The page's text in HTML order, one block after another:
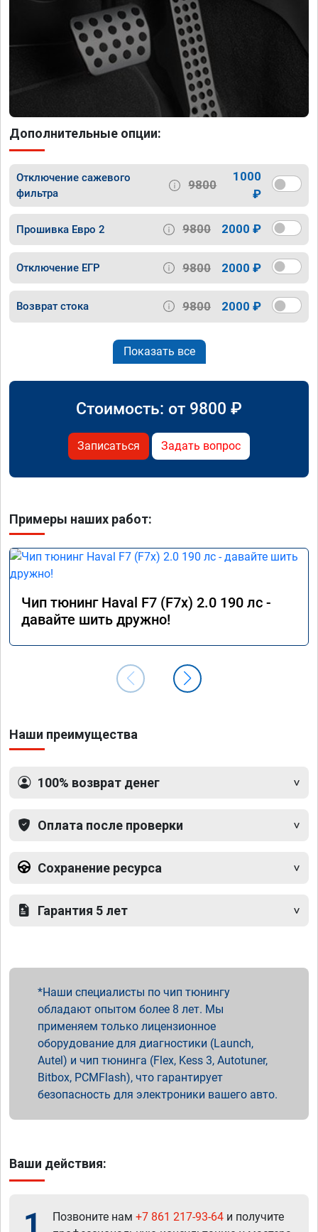
Дополнительные опции:
Отключение сажевого
фильтра
9800
1000
₽
Прошивка Евро 2 9800 2000 ₽
Отключение ЕГР 9800 2000 ₽
Возврат стока 9800 2000 ₽
Показать все
Стоимость: от 9800 ₽
Записаться Задать вопрос
Примеры наших работ:
Чип тюнинг Haval F7 (F7x) 2.0 190 лс -
давайте шить дружно!
Наши преимущества
100% возврат денег
Оплата после проверки
Сохранение ресурса
Гарантия 5 лет
Наши специалисты по чип тюнингу
обладают опытом более 8 лет. Мы
применяем только лицензионное
оборудование для диагностики (Launch,
Autel) и чип тюнинга (Flex, Kess 3, Autotuner,
Bitbox, PCMFlash), что гарантирует
безопасность для электроники вашего авто.
Ваши действия:
1 Позвоните нам +7 861 217-93-64 и получите